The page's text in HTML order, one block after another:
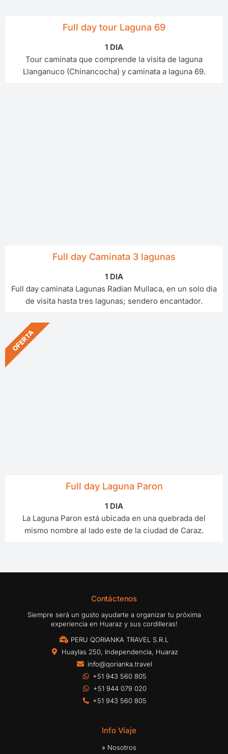
Full day tour Laguna 69
1 DIA
Tour caminata que comprende la visita de laguna
Llanganuco (Chinancocha) y caminata a laguna 69.
Full day Caminata 3 lagunas
1 DIA
Full day caminata Lagunas Radian Mullaca, en un solo dia
de visita hasta tres lagunas; sendero encantador.
Full day Laguna Paron
1 DIA
La Laguna Paron está ubicada en una quebrada del
mismo nombre al lado este de la ciudad de Caraz.
OFERTA
Contáctenos
Siempre será un gusto ayudarte a organizar tu próxima
experiencia en Huaraz y sus cordilleras!
PERU QORIANKA TRAVEL S.R.L
Huaylas 250, Independencia, Huaraz
info@qorianka.travel
+51 943 560 805
+51 944 079 020
+51 943 560 805
Info Viaje
» Nosotros